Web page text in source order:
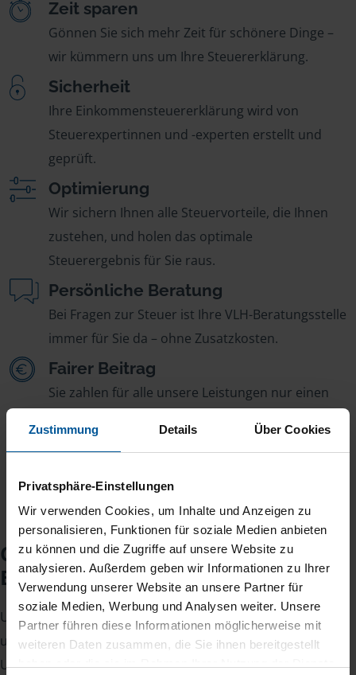
Zustimmung Details Über Cookies
Privatsphäre-Einstellungen
Wir verwenden Cookies, um Inhalte und Anzeigen zu
personalisieren, Funktionen für soziale Medien anbieten
zu können und die Zugriffe auf unsere Website zu
analysieren. Außerdem geben wir Informationen zu Ihrer
Verwendung unserer Website an unsere Partner für
soziale Medien, Werbung und Analysen weiter. Unsere
Partner führen diese Informationen möglicherweise mit
weiteren Daten zusammen, die Sie ihnen bereitgestellt
Zeit sparen
Gönnen Sie sich mehr Zeit für schönere Dinge –
wir kümmern uns um Ihre Steuererklärung.
Sicherheit
Ihre Einkommensteuererklärung wird von
Steuerexpertinnen und -experten erstellt und
geprüft.
Optimierung
Wir sichern Ihnen alle Steuervorteile, die Ihnen
zustehen, und holen das optimale
Steuerergebnis für Sie raus.
Persönliche Beratung
Bei Fragen zur Steuer ist Ihre VLH-Beratungsstelle
immer für Sie da – ohne Zusatzkosten.
Fairer Beitrag
Sie zahlen für alle unsere Leistungen nur einen
Jahreseinnahmen richtet.
Checkliste für Ihr
Beratungsgespräch
Um Ihre Steuererklärung erstellen zu können, benötigen
unsere Beraterinnen und Berater eine Reihe von
Unterlagen von Ihnen. Dazu gehört beispielsweise die